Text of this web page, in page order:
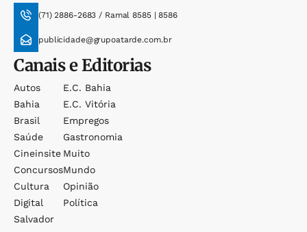
(71) 2886-2683 / Ramal 8585 | 8586
publicidade@grupoatarde.com.br
Canais e Editorias
Autos
Bahia
Brasil
Saúde
Cineinsite
Concursos
Cultura
Digital
Salvador
E.c. Bahia
E.c. Vitória
Empregos
Gastronomia
Muito
Mundo
Opinião
Política